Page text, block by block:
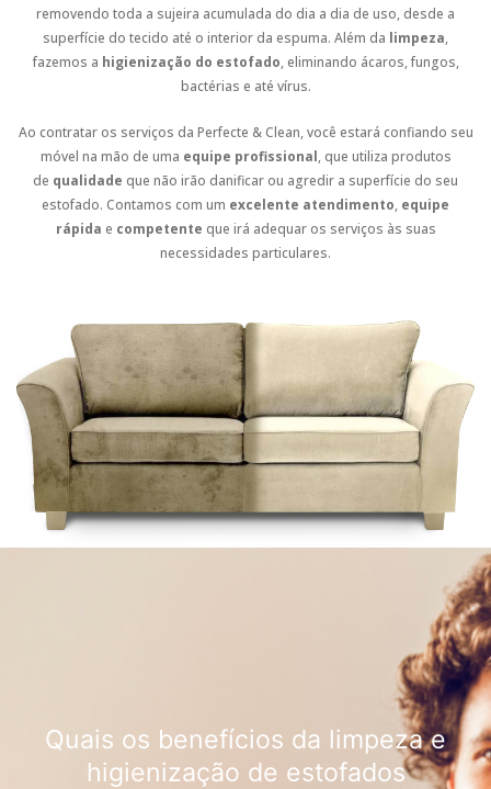
removendo toda a sujeira acumulada do dia a dia de uso, desde a
superfície do tecido até o interior da espuma. Além da limpeza,
fazemos a higienização do estofado, eliminando ácaros, fungos,
bactérias e até vírus.
Ao contratar os serviços da Perfecte & Clean, você estará confiando seu
móvel na mão de uma equipe profissional, que utiliza produtos
de qualidade que não irão danificar ou agredir a superfície do seu
estofado. Contamos com um excelente atendimento, equipe
rápida e competente que irá adequar os serviços às suas
necessidades particulares.
Quais os benefícios da limpeza e
higienização de estofados